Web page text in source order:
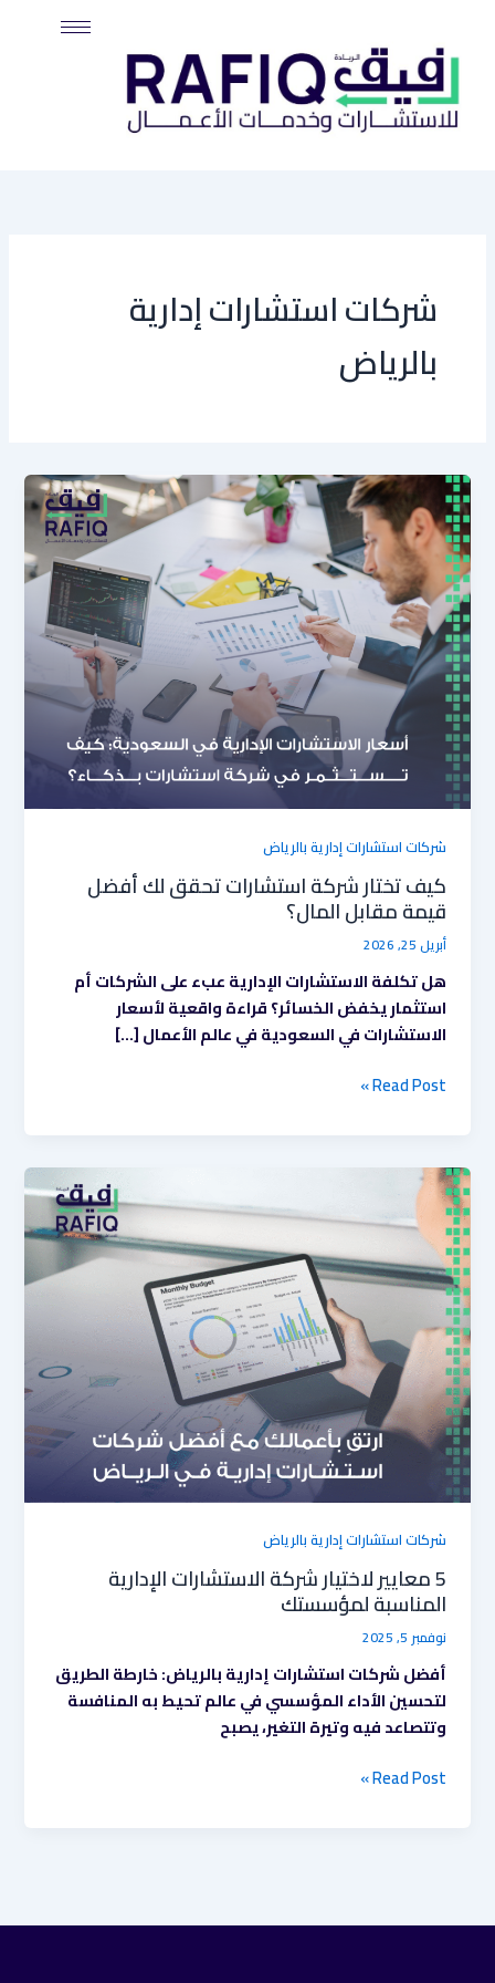
المحتوى
شركات استشارات إدارية
بالرياض
شركات استشارات إدارية بالرياض
كيف تختار شركة استشارات تحقق لك أفضل
قيمة مقابل المال؟
أبريل 25, 2026
هل تكلفة الاستشارات الإدارية عبء على الشركات أم
استثمار يخفض الخسائر؟ قراءة واقعية لأسعار
الاستشارات في السعودية في عالم الأعمال […]
كيف
تختار
شركة
استشارات
تحقق
لك
أفضل
قيمة
مقابل
المال؟
Read Post »
شركات استشارات إدارية بالرياض
5 معايير لاختيار شركة الاستشارات الإدارية
المناسبة لمؤسستك
نوفمبر 5, 2025
أفضل شركات استشارات إدارية بالرياض: خارطة الطريق
لتحسين الأداء المؤسسي في عالم تحيط به المنافسة
وتتصاعد فيه وتيرة التغير، يصبح
5
معايير
لاختيار
شركة
الاستشارات
الإدارية
المناسبة
لمؤسستك
Read Post »